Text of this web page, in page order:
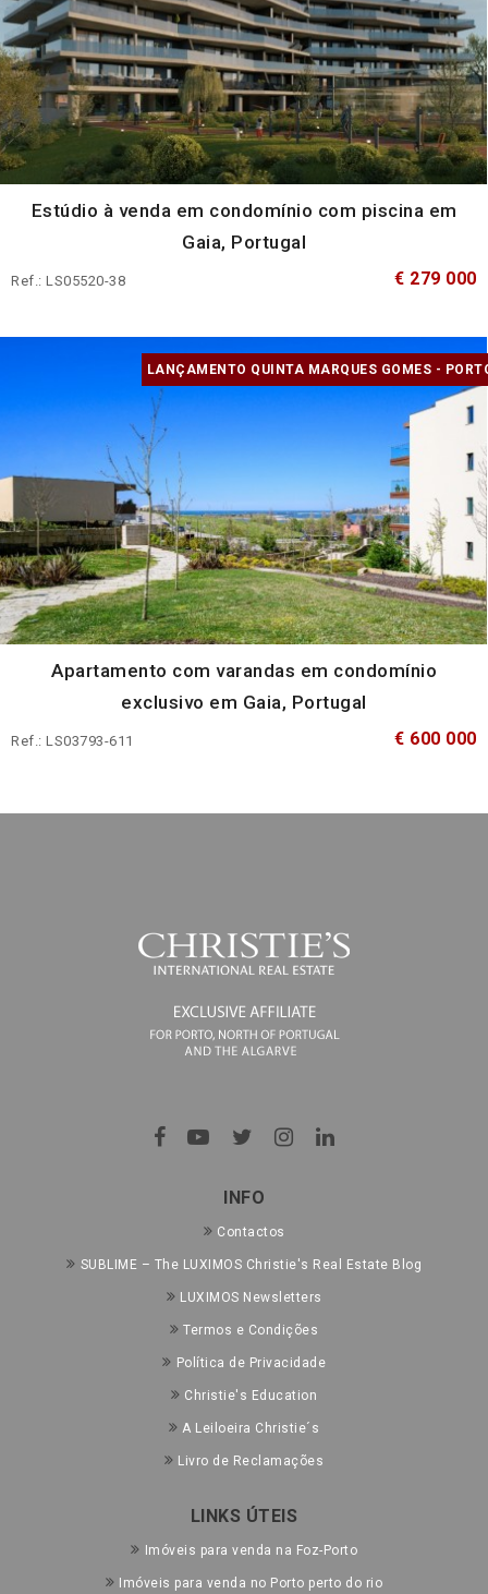
Estúdio à venda em condomínio com piscina em
Gaia, Portugal
Ref.: LS05520-38 € 279 000
LANÇAMENTO QUINTA MARQUES GOMES -
Apartamento com varandas em condomínio
exclusivo em Gaia, Portugal
Ref.: LS03793-611 € 600 000
INFO
Contactos
SUBLIME – The LUXIMOS Christie's Real Estate Blog
LUXIMOS Newsletters
Termos e Condições
Política de Privacidade
Christie's Education
A Leiloeira Christie´s
Livro de Reclamações
LINKS ÚTEIS
Imóveis para venda na Foz-Porto
Imóveis para venda no Porto perto do rio